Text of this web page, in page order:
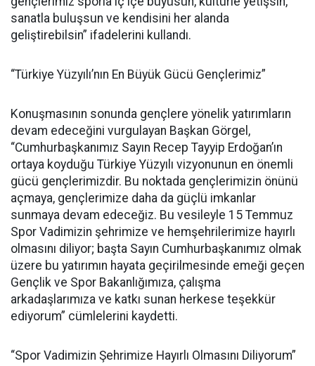
sanatla buluşsun ve kendisini her alanda
geliştirebilsin” ifadelerini kullandı.
“Türkiye Yüzyılı’nın En Büyük Gücü Gençlerimiz”
Konuşmasının sonunda gençlere yönelik yatırımların
devam edeceğini vurgulayan Başkan Görgel,
“Cumhurbaşkanımız Sayın Recep Tayyip Erdoğan’ın
ortaya koyduğu Türkiye Yüzyılı vizyonunun en önemli
gücü gençlerimizdir. Bu noktada gençlerimizin önünü
açmaya, gençlerimize daha da güçlü imkanlar
sunmaya devam edeceğiz. Bu vesileyle 15 Temmuz
Spor Vadimizin şehrimize ve hemşehrilerimize hayırlı
olmasını diliyor; başta Sayın Cumhurbaşkanımız olmak
üzere bu yatırımın hayata geçirilmesinde emeği geçen
Gençlik ve Spor Bakanlığımıza, çalışma
arkadaşlarımıza ve katkı sunan herkese teşekkür
ediyorum” cümlelerini kaydetti.
“Spor Vadimizin Şehrimize Hayırlı Olmasını Diliyorum”